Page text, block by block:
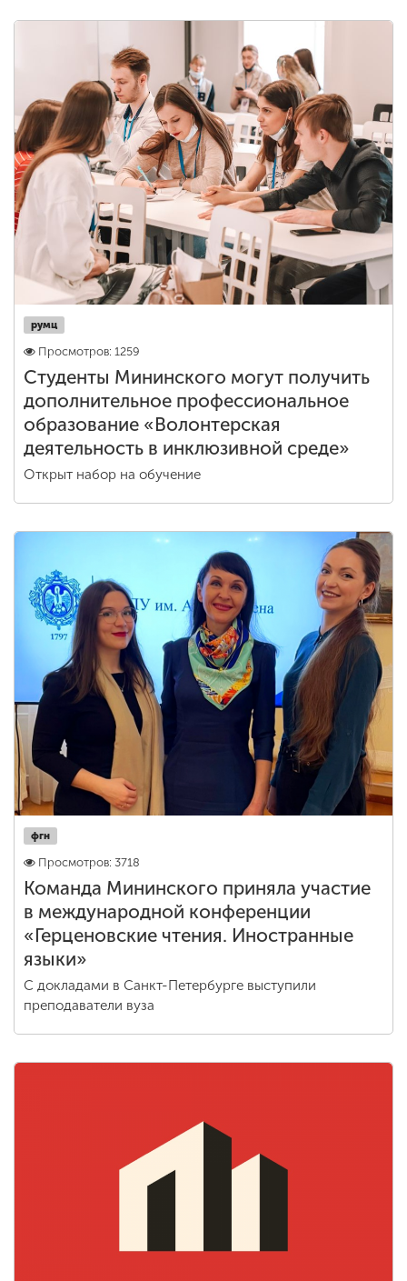
румц
Просмотров: 1259
Студенты Мининского могут получить
дополнительное профессиональное
образование «Волонтерская
деятельность в инклюзивной среде»
Открыт набор на обучение
фгн
Просмотров: 3718
Команда Мининского приняла участие
в международной конференции
«Герценовские чтения. Иностранные
языки»
С докладами в Санкт-Петербурге выступили
преподаватели вуза